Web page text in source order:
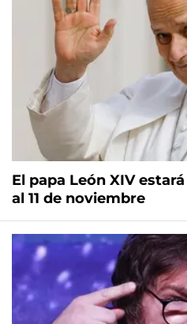
El papa León XIV
al 11 de noviembre